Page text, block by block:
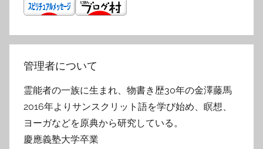
管理者について
霊能者の一族に生まれ、物書き歴30年の金澤藤馬
2016年よりサンスクリット語を学び始め、瞑想、
ヨーガなどを原典から研究している。
慶應義塾大学卒業